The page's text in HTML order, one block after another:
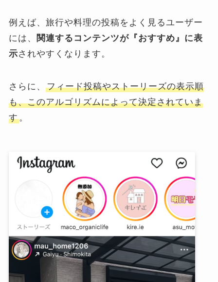
例えば、旅行や料理の投稿をよく見るユーザー
には、
関連するコンテンツが『おすすめ』に表
示されやすくなります。
さらに、 フィード投稿やストーリーズの表示順
も、このアルゴリズムによって決定されていま
す。